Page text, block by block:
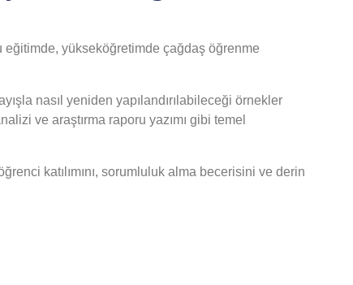
yükseköğretimde çağdaş öğrenme
nasıl yeniden yapılandırılabileceği örnekler
ve araştırma raporu yazımı gibi temel
katılımını, sorumluluk alma becerisini ve derin